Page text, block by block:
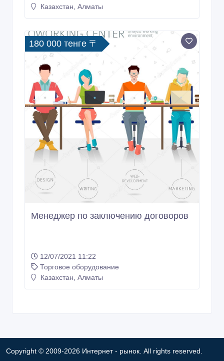
Казахстан, Алматы
180 000 тенге 〒
Менеджер по заключению договоров
12/07/2021 11:22
Торговое оборудование
Казахстан, Алматы
Copyright © 2009-2026 Интернет - рынок. All rights reserved.